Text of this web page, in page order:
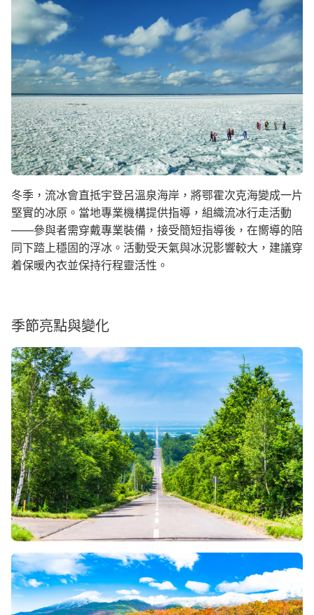
冬季，流冰會直抵宇登呂溫泉海岸，將鄂霍次克海變成一片
堅實的冰原。當地專業機構提供指導，組織流冰行走活動
——參與者需穿戴專業裝備，接受簡短指導後，在嚮導的陪
同下踏上穩固的浮冰。活動受天氣與冰況影響較大，建議穿
着保暖內衣並保持行程靈活性。
季節亮點與變化
Image
Image